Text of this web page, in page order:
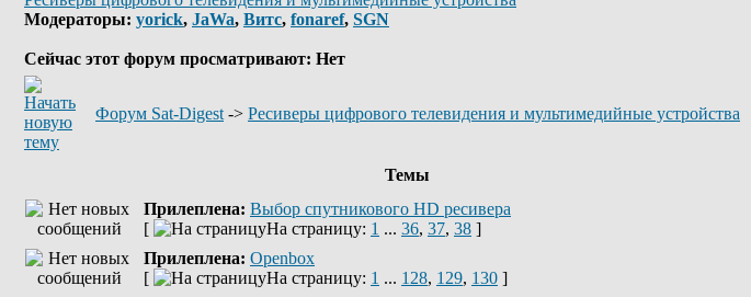
Модераторы: yorick, JaWa, Витс, fonaref, SGN
Сейчас этот форум просматривают: Нет
Форум Sat-Digest -> Ресиверы цифрового телевидения и мультимедийные устройства
Темы
Прилеплена: Выбор спутникового HD ресивера
[
На страницу: 1 ... 36, 37, 38 ]
Прилеплена: Openbox
[
На страницу: 1 ... 128, 129, 130 ]